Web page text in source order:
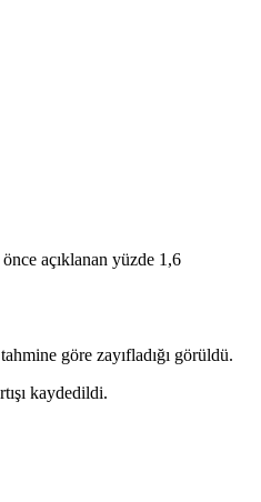
açıklanan yüzde 1,6
göre zayıfladığı görüldü.
kaydedildi.